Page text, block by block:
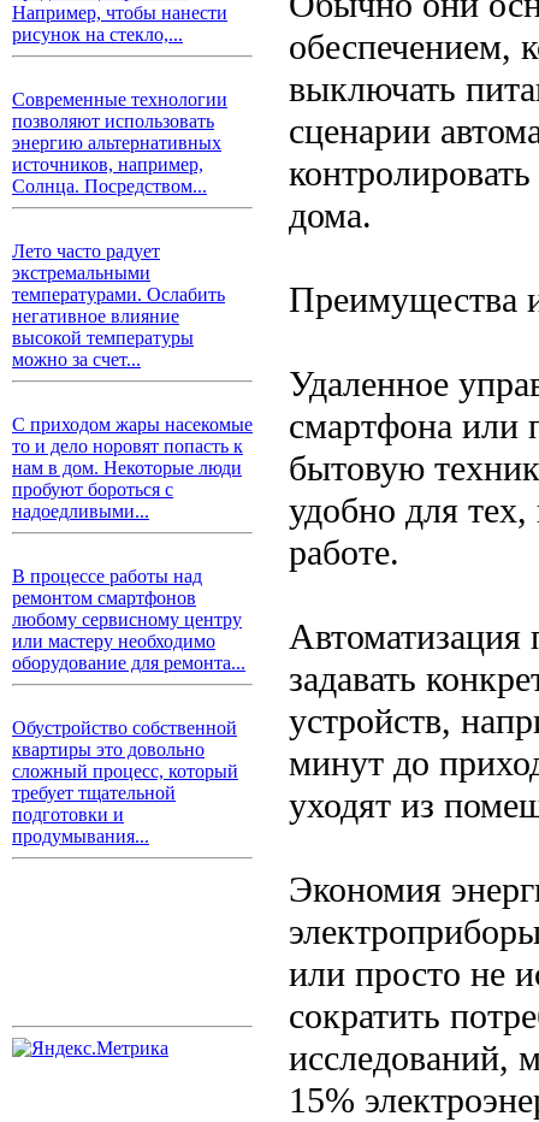
Например, чтобы нанести
рисунок на стекло,...
Современные технологии
позволяют использовать
энергию альтернативных
источников, например,
Солнца. Посредством...
Лето часто радует
экстремальными
температурами. Ослабить
негативное влияние
высокой температуры
можно за счет...
С приходом жары насекомые
то и дело норовят попасть к
нам в дом. Некоторые люди
пробуют бороться с
надоедливыми...
В процессе работы над
ремонтом смартфонов
любому сервисному центру
или мастеру необходимо
оборудование для ремонта...
Обустройство собственной
квартиры это довольно
сложный процесс, который
требует тщательной
подготовки и
продумывания...
обеспечением,
выключать
сценарии
дома.
Преимущества
Удаленное
смартфона или
бытовую
удобно для тех,
работе.
Автоматизация
задавать
устройств,
минут до
уходят из
Экономия
или просто не
сократить
исследований,
15%